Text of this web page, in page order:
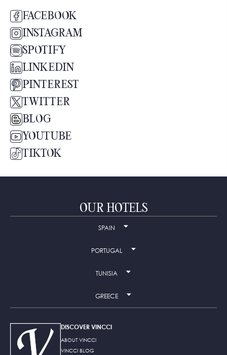
FACEBOOK
INSTAGRAM
SPOTIFY
LINKEDIN
PINTEREST
TWITTER
BLOG
YOUTUBE
TIKTOK
OUR HOTELS
SPAIN
PORTUGAL
TUNISIA
GREECE
DISCOVER VINCCI
ABOUT VINCCI
VINCCI BLOG